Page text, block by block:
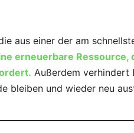
aus einer der am
erneuerbare Ressource,
Außerdem verhindert
bleiben und wieder neu